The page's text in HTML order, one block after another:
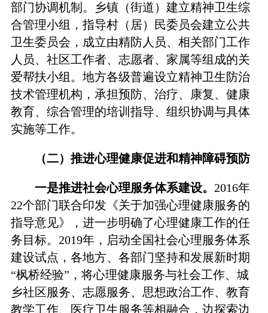
部门协调机制。乡镇（街道）建立精神卫生综
合管理小组，指导村（居）民委员会建立公共
卫生委员会，成立由精防人员、相关部门工作
人员、社区工作者、志愿者、家属等组成的关
爱帮扶小组。地方各级普遍设立精神卫生防治
技术管理机构，承担预防、治疗、康复、健康
教育、综合管理的培训指导、组织协调与具体
实施等工作。
（二）推进心理健康促进和精神障碍预防
一是推进社会心理服务体系建设。2016年
22个部门联合印发《关于加强心理健康服务的
指导意见》，进一步明确了心理健康工作的任
务目标。2019年，启动全国社会心理服务体系
建设试点，各地方、各部门坚持和发展新时期
“枫桥经验”，将心理健康服务与社会工作、城
乡社区服务、志愿服务、思想政治工作、教育
教学工作、医疗卫生服务等相融合，边探索边